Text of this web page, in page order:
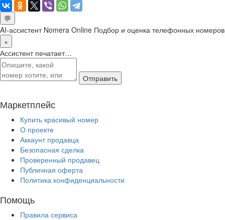
💬
AI-ассистент Nomera Online Подбор и оценка телефонных номеров
×
Ассистент печатает…
Отправить
Маркетплейс
Купить красивый номер
О проекте
Аккаунт продавца
Безопасная сделка
Проверенный продавец
Публичная оферта
Политика конфиденциальности
Помощь
Правила сервиса